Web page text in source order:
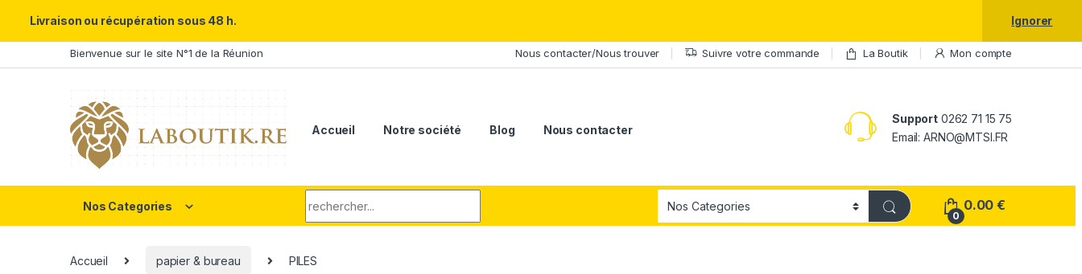
Skip to navigation
Skip to contentBienvenue sur le site N°1 de la Réunion Nous contacter/Nous trouver Suivre votre commande La Boutik Mon compte
Accueil Notre société Blog Nous contacter
Support0262 71 15 75
Email: ARNO@MTSI.FR
Nos Categories
0
0.00€
Accueil papier & bureau PILES
Livraison ou récupération sous 48 h. Ignorer